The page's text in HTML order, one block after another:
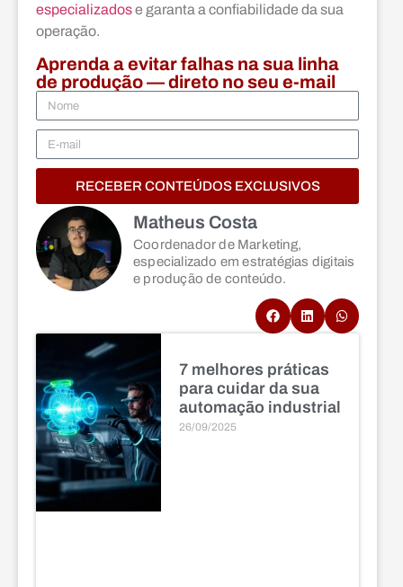
especializadose garanta a confiabilidade da sua
operação.
Aprenda a evitar falhas na sua linha
de produção — direto no seu e-mail
RECEBER CONTEÚDOS EXCLUSIVOS
Matheus Costa
Coordenador de Marketing,
especializado em estratégias digitais
e produção de conteúdo.
7 melhores práticas
para cuidar da sua
automação industrial
26/09/2025